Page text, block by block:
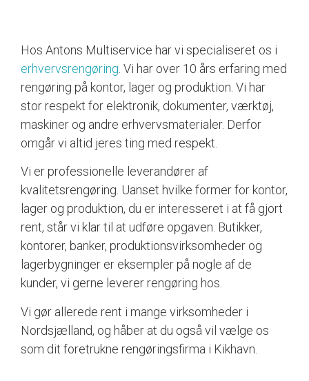
Hos Antons Multiservice har vi specialiseret os i
erhvervsrengøring . Vi har over 10 års erfaring med
rengøring på kontor, lager og produktion. Vi har
stor respekt for elektronik, dokumenter, værktøj,
maskiner og andre erhvervsmaterialer. Derfor
omgår vi altid jeres ting med respekt.
Vi er professionelle leverandører af
kvalitetsrengøring. Uanset hvilke former for kontor,
lager og produktion, du er interesseret i at få gjort
rent, står vi klar til at udføre opgaven. Butikker,
kontorer, banker, produktionsvirksomheder og
lagerbygninger er eksempler på nogle af de
kunder, vi gerne leverer rengøring hos.
Vi gør allerede rent i mange virksomheder i
Nordsjælland, og håber at du også vil vælge os
som dit foretrukne rengøringsfirma i Kikhavn.